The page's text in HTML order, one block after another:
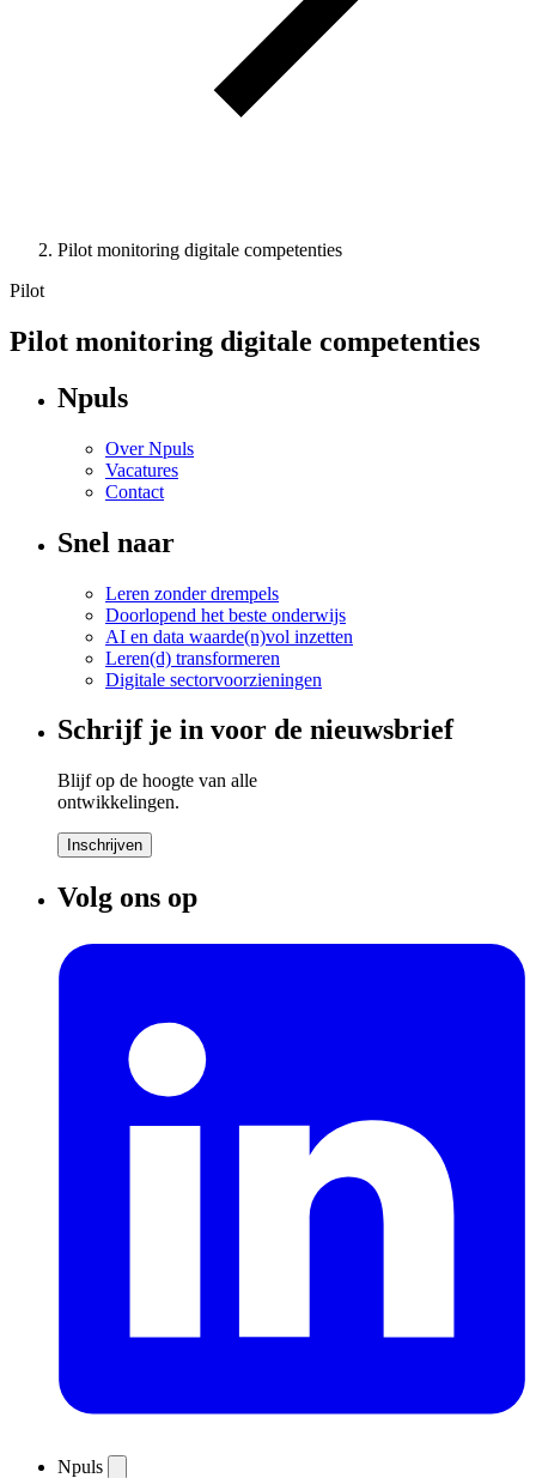
Pilot monitoring digitale competenties
Pilot
Pilot monitoring digitale competenties
Npuls
Over Npuls
Vacatures
Contact
Snel naar
Leren zonder drempels
Doorlopend het beste onderwijs
AI en data waarde(n)vol inzetten
Leren(d) transformeren
Digitale sectorvoorzieningen
Schrijf je in voor de nieuwsbrief
Blijf op de hoogte van alle
ontwikkelingen.
Inschrijven
Volg ons op
Npuls